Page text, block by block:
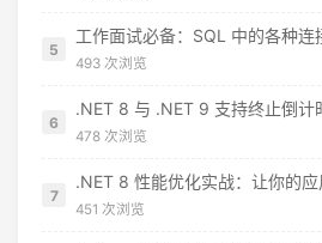
5
工作面试必备：SQL 中的各种
493 次浏览
6
478 次浏览
7
.NET 8 性能优化实战：让你的
451 次浏览